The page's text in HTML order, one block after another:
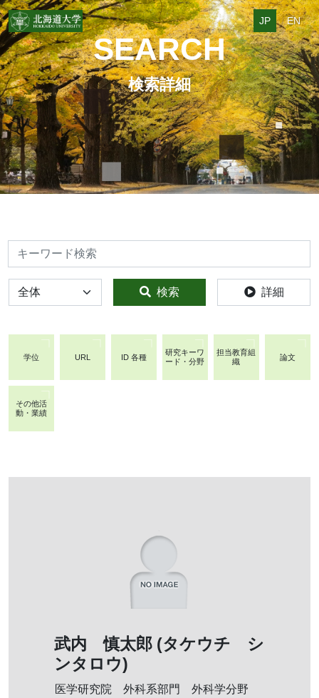
JP EN
SEARCH
検索詳細
検索
全体 検索 詳細
学位 URL ID 各種
研究キーワ
ード・分野
担当教育組
織
論文
その他活
動・業績
武内 慎太郎 (タケウチ シ
ンタロウ)
医学研究院 外科系部門 外科学分野